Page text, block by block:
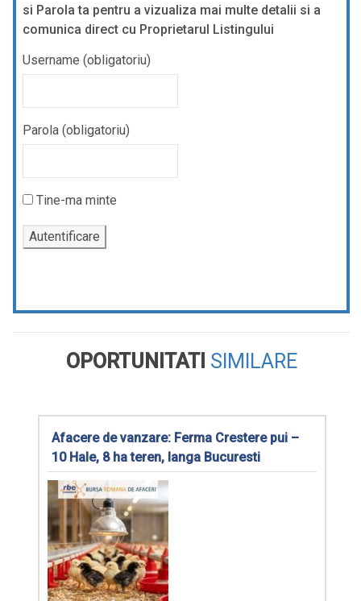
si Parola ta pentru a vizualiza mai multe detalii si a
comunica direct cu Proprietarul Listingului
Username (obligatoriu)
Parola (obligatoriu)
Tine-ma minte
OPORTUNITATI SIMILARE
Afacere de vanzare: Ferma Crestere pui –
10 Hale, 8 ha teren, langa Bucuresti